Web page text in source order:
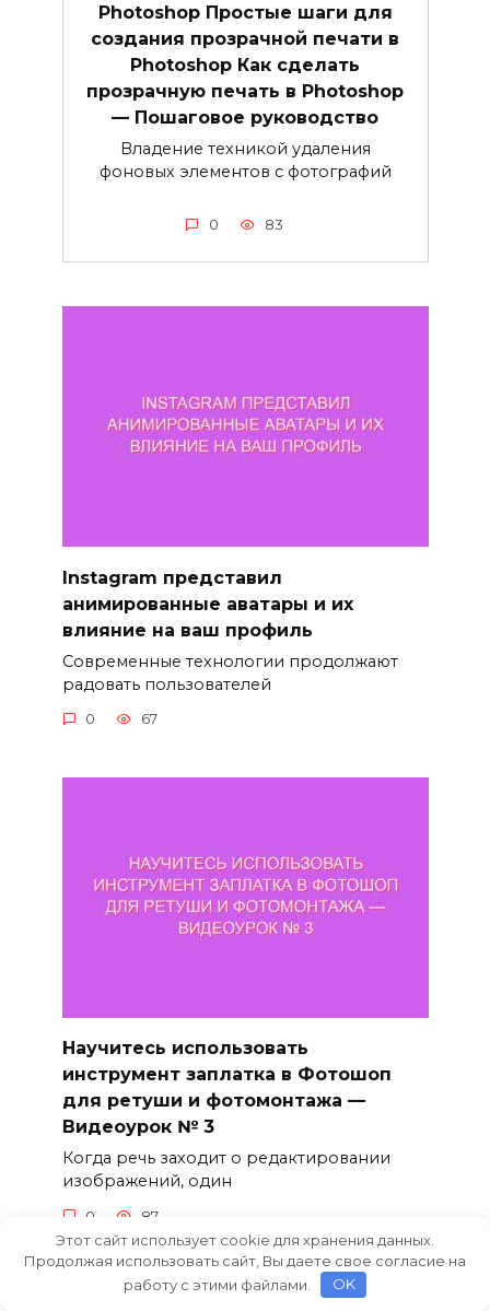
Photoshop Простые шаги для
создания прозрачной печати в
Photoshop Как сделать
прозрачную печать в Photoshop
— Пошаговое руководство
Владение техникой удаления
фоновых элементов с фотографий
0 83
Instagram представил
анимированные аватары и их
влияние на ваш профиль
Современные технологии продолжают
радовать пользователей
0 67
Научитесь использовать
инструмент заплатка в Фотошоп
для ретуши и фотомонтажа —
Видеоурок № 3
Когда речь заходит о редактировании
изображений, один
0 87
Этот сайт использует cookie для хранения данных.
Продолжая использовать сайт, Вы даете свое согласие на
работу с этими файлами.
OK